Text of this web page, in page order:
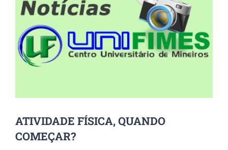
ATIVIDADE FÍSICA, QUANDO
COMEÇAR?